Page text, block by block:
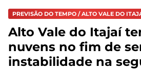
PREVISÃO DO TEMPO / ALTO VALE DO
Alto Vale do Itajaí
nuvens no fim de
instabilidade na